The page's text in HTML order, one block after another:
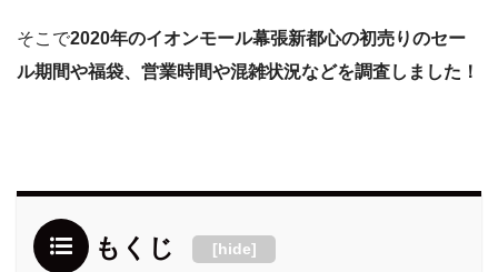
そこで2020年のイオンモール幕張新都心の初売りのセー
ル期間や福袋、営業時間や混雑状況などを調査しました！
もくじ [hide]